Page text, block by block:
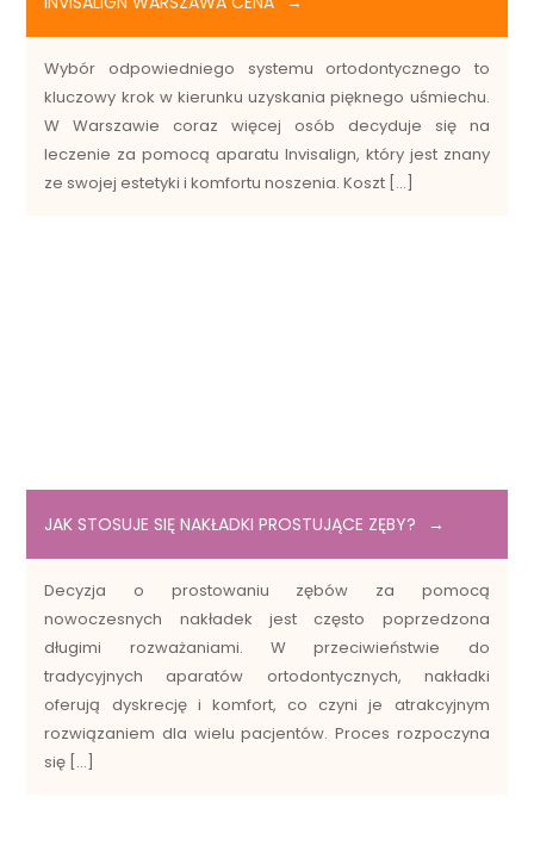
Wybór odpowiedniego systemu ortodontycznego to
kluczowy krok w kierunku uzyskania pięknego uśmiechu.
W Warszawie coraz więcej osób decyduje się na
leczenie za pomocą aparatu Invisalign, który jest znany
ze swojej estetyki i komfortu noszenia. Koszt […]
JAK STOSUJE SIĘ NAKŁADKI PROSTUJĄCE ZĘBY?
Decyzja o prostowaniu zębów za pomocą
nowoczesnych nakładek jest często poprzedzona
długimi rozważaniami. W przeciwieństwie do
tradycyjnych aparatów ortodontycznych, nakładki
oferują dyskrecję i komfort, co czyni je atrakcyjnym
rozwiązaniem dla wielu pacjentów. Proces rozpoczyna
się […]